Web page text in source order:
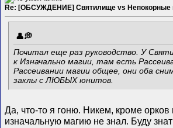
Re: [ОБСУЖДЕНИЕ] Святилище vs Непокорные
Почитал еще раз руководство. У
к Изначально магии, там есть
Рассеивании магии общее, они оба
заклы с ЛЮБЫХ юнитов.
Да, что-то я гоню. Никем, кроме орков
изначальную магию не знал. Буду